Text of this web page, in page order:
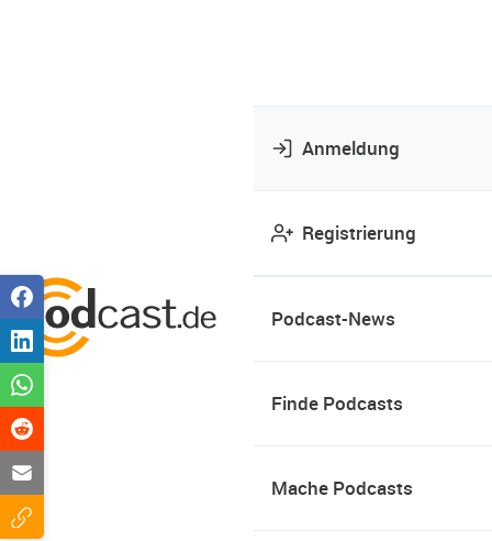
Anmeldung
Registrierung
Podcast-News
Finde Podcasts
Mache Podcasts